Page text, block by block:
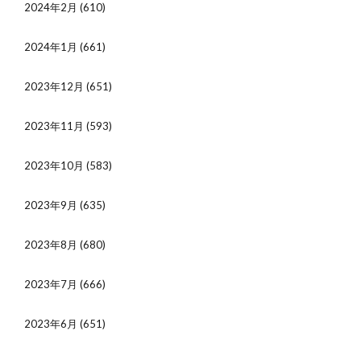
2024年2月 (610)
2024年1月 (661)
2023年12月 (651)
2023年11月 (593)
2023年10月 (583)
2023年9月 (635)
2023年8月 (680)
2023年7月 (666)
2023年6月 (651)